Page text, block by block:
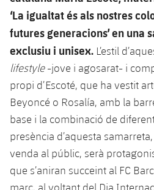
Jugadors
Calendari
Resultats
Classificació
Fotos
Notícies
Voleibol masculí
Voleibol femení
Apunta't a les amateurs
plusicon
més
Apunta't a les amateurs
Carnet de l'Esportista
PLUSICON
MÉS
League of Legends
VALORANT Rising
VALORANT Game
eFootball
‘La igualtat és als nostres
futures generacions’ en una
exclusiu i unisex. L’estil
lifestyle-jove i agosarat- i
propi d’Escoté, que ha vestit
Beyoncé o Rosalía, amb la
base i la combinació de
presència d’aquesta
venda al públic, serà
que s’aniran succeint al FC
març, al voltant del Dia